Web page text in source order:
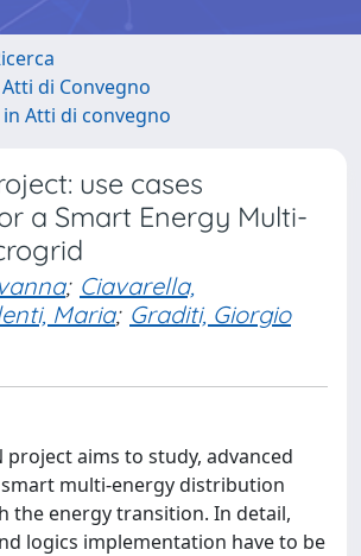
di Convegno
Atti di convegno
use cases
a Smart Energy Multi-
; Ciavarella,
Maria; Graditi, Giorgio
project aims to study, advanced
multi-energy distribution
the energy transition. In detail,
logics implementation have to be